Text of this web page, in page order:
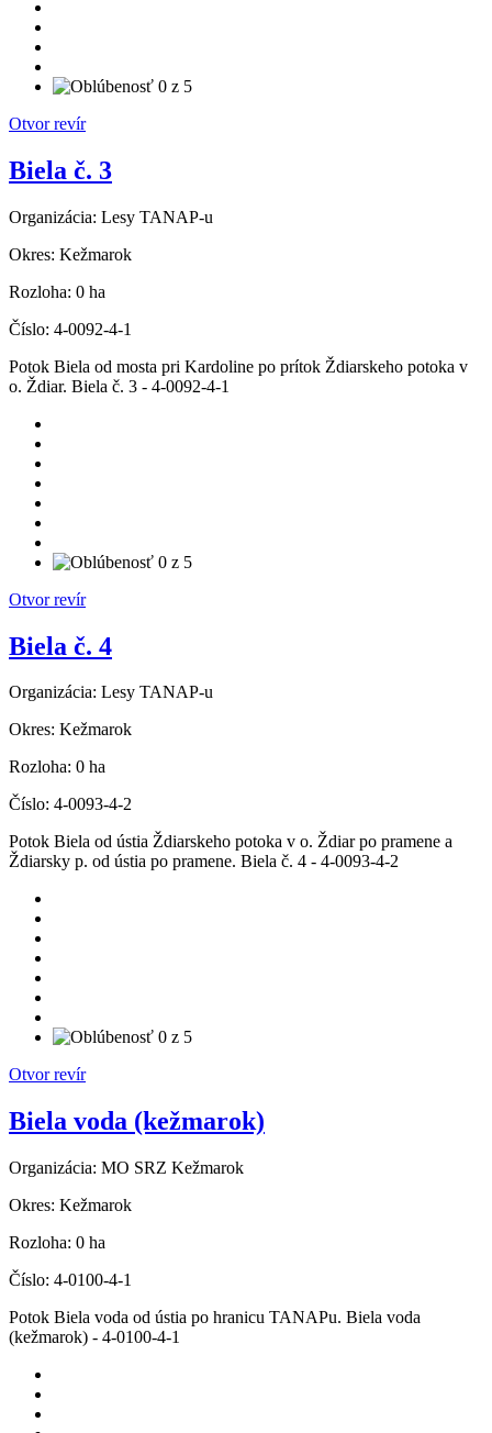
Otvor revír
Biela č. 3
Organizácia: Lesy TANAP-u
Okres: Kežmarok
Rozloha: 0 ha
Číslo: 4-0092-4-1
Potok Biela od mosta pri Kardoline po prítok Ždiarskeho potoka v
o. Ždiar. Biela č. 3 - 4-0092-4-1
Otvor revír
Biela č. 4
Organizácia: Lesy TANAP-u
Okres: Kežmarok
Rozloha: 0 ha
Číslo: 4-0093-4-2
Potok Biela od ústia Ždiarskeho potoka v o. Ždiar po pramene a
Ždiarsky p. od ústia po pramene. Biela č. 4 - 4-0093-4-2
Otvor revír
Biela voda (kežmarok)
Organizácia: MO SRZ Kežmarok
Okres: Kežmarok
Rozloha: 0 ha
Číslo: 4-0100-4-1
Potok Biela voda od ústia po hranicu TANAPu. Biela voda
(kežmarok) - 4-0100-4-1